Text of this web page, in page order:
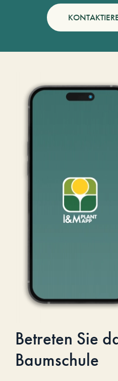
Betreten Sie
Baumschule